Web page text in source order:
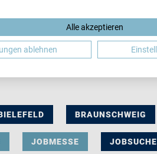
BRAUNSCHWEIG
JOBMESSE JOBSUCHE
Alle akzeptieren
ablehnen